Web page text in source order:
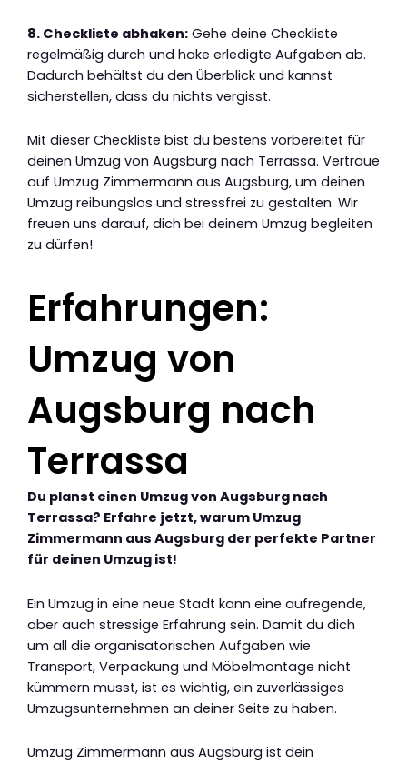
8. Checkliste abhaken: Gehe deine Checkliste
regelmäßig durch und hake erledigte Aufgaben ab.
Dadurch behältst du den Überblick und kannst
sicherstellen, dass du nichts vergisst.
Mit dieser Checkliste bist du bestens vorbereitet für
deinen Umzug von Augsburg nach Terrassa. Vertraue
auf Umzug Zimmermann aus Augsburg, um deinen
Umzug reibungslos und stressfrei zu gestalten. Wir
freuen uns darauf, dich bei deinem Umzug begleiten
zu dürfen!
Erfahrungen:
Umzug von
Augsburg nach
Terrassa
Du planst einen Umzug von Augsburg nach
Terrassa? Erfahre jetzt, warum Umzug
Zimmermann aus Augsburg der perfekte Partner
für deinen Umzug ist!
Ein Umzug in eine neue Stadt kann eine aufregende,
aber auch stressige Erfahrung sein. Damit du dich
um all die organisatorischen Aufgaben wie
Transport, Verpackung und Möbelmontage nicht
kümmern musst, ist es wichtig, ein zuverlässiges
Umzugsunternehmen an deiner Seite zu haben.
Umzug Zimmermann aus Augsburg ist dein